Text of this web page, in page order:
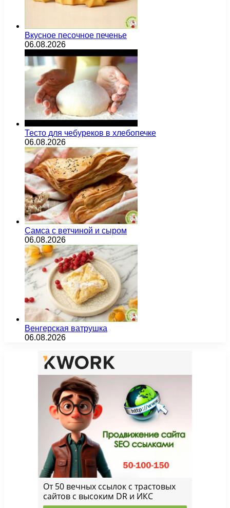
Вкусное песочное печенье
06.08.2026
Тесто для чебуреков в хлебопечке
06.08.2026
Самса с ветчиной и сыром
06.08.2026
Венгерская ватрушка
06.08.2026